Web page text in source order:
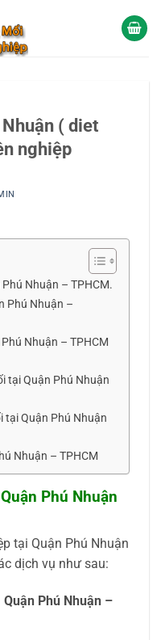
( diet
nghiệp
Nhuận – TPHCM.
Phú Nhuận –
Nhuận – TPHCM
tại Quận Phú Nhuận
tại Quận Phú Nhuận
Nhuận – TPHCM
Phú Nhuận
tại Quận Phú Nhuận
dịch vụ như sau:
Quận Phú Nhuận –